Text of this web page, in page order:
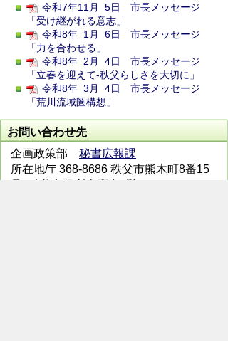
令和7年11月 5日 市長メッセージ
「受け継がれる意志」
令和8年 1月 6日 市長メッセージ
「力を合わせる」
令和8年 2月 4日 市長メッセージ
「立春を迎えて-秩父らしさを大切に」
令和8年 3月 4日 市長メッセージ
「荒川流域圏構想」
お問い合わせ先
企画政策部 秘書広報課
所在地/〒368-8686 秩父市熊木町8番15